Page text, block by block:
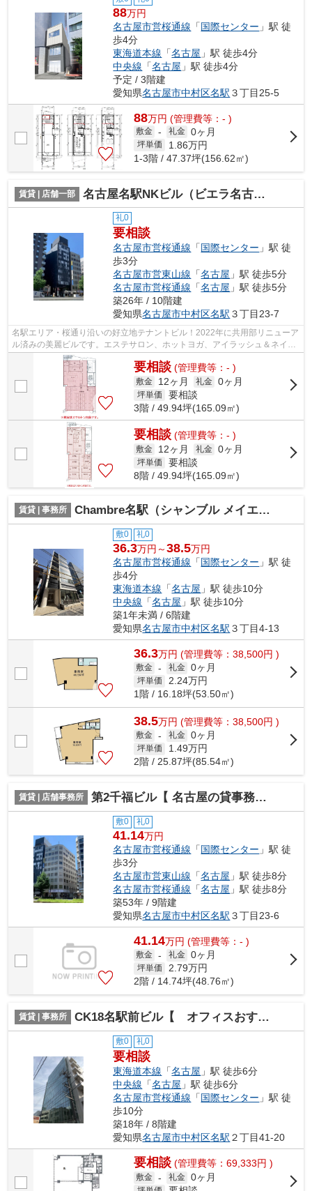
88万円
名古屋市営桜通線 「国際センター 」駅 徒
歩4分
東海道本線 「名古屋 」駅 徒歩4分
中央線 「名古屋 」駅 徒歩4分
予定 / 3階建
愛知県名古屋市中村区名駅 ３丁目25-5
88万円 (管理費等：- )
敷金 - 礼金 0ヶ月
坪単価 1.86万円
1-3階 / 47.37坪(156.62㎡)
賃貸 | 店舗一部 名古屋名駅NKビル（ビエラ名古屋名駅）【 サロン系おすすめ 】
礼0
要相談
名古屋市営桜通線 「国際センター 」駅 徒
歩3分
名古屋市営東山線 「名古屋 」駅 徒歩5分
名古屋市営桜通線 「名古屋 」駅 徒歩5分
築26年 / 10階建
愛知県名古屋市中村区名駅 ３丁目23-7
名駅エリア・桜通り沿いの好立地テナントビル！2022年に共用部リニューア
ル済みの美麗ビルです。エステサロン、ホットヨガ、アイラッシュ＆ネイル
など20～40代の女性をターゲットにし...
要相談 (管理費等：- )
敷金 12ヶ月 礼金 0ヶ月
坪単価
要相談
3階 / 49.94坪(165.09㎡)
要相談 (管理費等：- )
敷金 12ヶ月 礼金 0ヶ月
坪単価
要相談
8階 / 49.94坪(165.09㎡)
賃貸 | 事務所 Chambre名駅（シャンブル メイエキ）【 オフィスおすすめ 】
敷0 礼0
36.3万円～38.5万円
名古屋市営桜通線 「国際センター 」駅 徒
歩4分
東海道本線 「名古屋 」駅 徒歩10分
中央線 「名古屋 」駅 徒歩10分
築1年未満 / 6階建
愛知県名古屋市中村区名駅 ３丁目4-13
36.3万円 (管理費等：38,500円 )
敷金 - 礼金 0ヶ月
坪単価 2.24万円
1階 / 16.18坪(53.50㎡)
38.5万円 (管理費等：38,500円 )
敷金 - 礼金 0ヶ月
坪単価 1.49万円
2階 / 25.87坪(85.54㎡)
賃貸 | 店舗事務所 第2千福ビル【 名古屋の貸事務所・貸オフィス 】
敷0 礼0
41.14万円
名古屋市営桜通線 「国際センター 」駅 徒
歩3分
名古屋市営東山線 「名古屋 」駅 徒歩8分
名古屋市営桜通線 「名古屋 」駅 徒歩8分
築53年 / 9階建
愛知県名古屋市中村区名駅 ３丁目23-6
41.14万円 (管理費等：- )
敷金 - 礼金 0ヶ月
坪単価 2.79万円
2階 / 14.74坪(48.76㎡)
賃貸 | 事務所 CK18名駅前ビル【 オフィスおすすめ 】
敷0 礼0
要相談
東海道本線 「名古屋 」駅 徒歩6分
中央線 「名古屋 」駅 徒歩6分
名古屋市営桜通線 「国際センター 」駅 徒
歩10分
築18年 / 8階建
愛知県名古屋市中村区名駅 ２丁目41-20
要相談 (管理費等：69,333円 )
敷金 - 礼金 0ヶ月